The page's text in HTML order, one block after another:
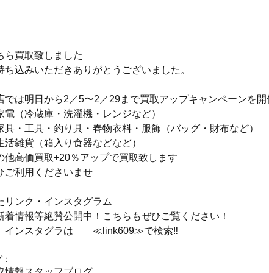
ら買取致しました
ち込みいただきありがとうございました。
では明日から2／5〜2／29まで買取アップキャンペーンを開
電（冷蔵庫・洗濯機・レンジなど）
具・工具・釣り具・春物衣料・服飾（バッグ・財布など）
活雑貨（箱入り食器などなど）
他高価買取+20％アップで買取致します
ご利用くださいませ
リンク・インスタグラム
着情報等絶賛公開中！こちらもぜひご覧ください！
スタグラは　　≪link609≫で検索‼